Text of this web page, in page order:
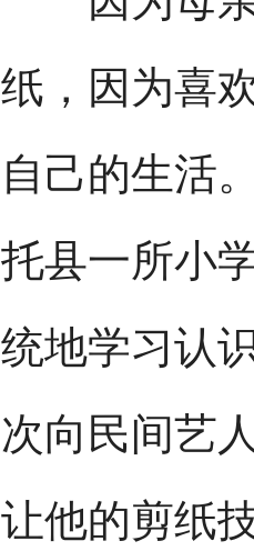
纸，因为喜
自己的生活
托县一所小
统地学习认
次向民间艺
让他的剪纸